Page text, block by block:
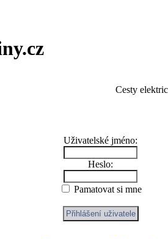
Cesty
Uživatelské jméno:
Heslo:
Pamatovat si mne